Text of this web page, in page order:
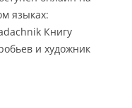
языках:
Книгу
и художник